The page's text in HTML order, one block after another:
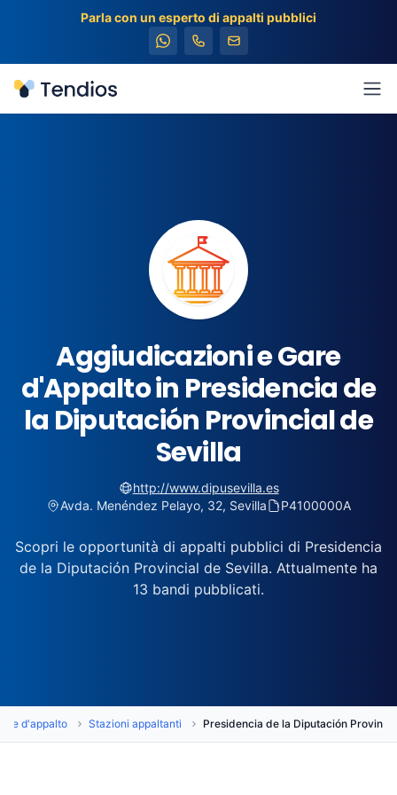
Parla con un esperto di appalti pubblici
Tendios
Aggiudicazioni e Gare
d'Appalto in Presidencia de
la Diputación Provincial de
Sevilla
http://www.dipusevilla.es
Avda. Menéndez Pelayo, 32, Sevilla
P4100000A
Scopri le opportunità di appalti pubblici di Presidencia
de la Diputación Provincial de Sevilla. Attualmente ha
13 bandi pubblicati.
d'appalto Stazioni appaltanti Presidencia de la Diputación